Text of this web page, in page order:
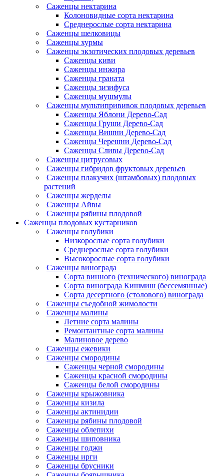
Саженцы нектарина
Колоновидные сорта нектарина
Среднерослые сорта нектарина
Саженцы шелковицы
Саженцы хурмы
Саженцы экзотических плодовых деревьев
Саженцы киви
Саженцы инжира
Саженцы граната
Саженцы зизифуса
Саженцы мушмулы
Саженцы мультипрививок плодовых деревьев
Саженцы Яблони Дерево-Сад
Саженцы Груши Дерево-Сад
Саженцы Вишни Дерево-Сад
Саженцы Черешни Дерево-Сад
Саженцы Сливы Дерево-Сад
Саженцы цитрусовых
Саженцы гибридов фруктовых деревьев
Саженцы плакучих (штамбовых) плодовых
растений
Саженцы жерделы
Саженцы Айвы
Саженцы рябины плодовой
Саженцы плодовых кустарников
Саженцы голубики
Низкорослые сорта голубики
Среднерослые сорта голубики
Высокорослые сорта голубики
Саженцы винограда
Сорта винного (технического) винограда
Сорта винограда Кишмиш (бессемянные)
Сорта десертного (столового) винограда
Саженцы съедобной жимолости
Саженцы малины
Летние сорта малины
Ремонтантные сорта малины
Малиновое дерево
Саженцы ежевики
Саженцы смородины
Саженцы черной смородины
Саженцы красной смородины
Саженцы белой смородины
Саженцы крыжовника
Саженцы кизила
Саженцы актинидии
Саженцы рябины плодовой
Саженцы облепихи
Саженцы шиповника
Саженцы годжи
Саженцы ирги
Саженцы брусники